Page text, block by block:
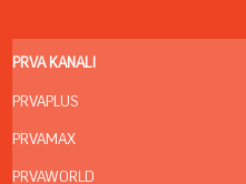
PRVA KANALI
PRVAPLUS
PRVAMAX
PRVAWORLD